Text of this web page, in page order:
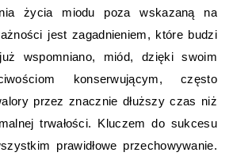
życia miodu poza wskazaną na
jest zagadnieniem, które budzi
wspomniano, miód, dzięki swoim
konserwującym, często
przez znacznie dłuższy czas niż
trwałości. Kluczem do sukcesu
prawidłowe przechowywanie.